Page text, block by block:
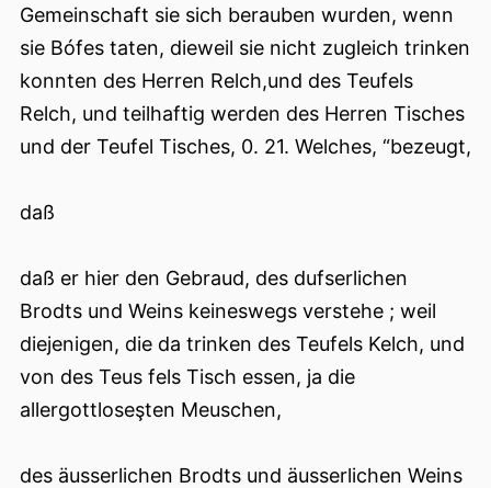
Gemeinschaft sie sich berauben wurden, wenn
sie Bófes taten, dieweil sie nicht zugleich trinken
konnten des Herren Relch,und des Teufels
Relch, und teilhaftig werden des Herren Tisches
und der Teufel Tisches, 0. 21. Welches, “bezeugt,
daß
daß er hier den Gebraud, des dufserlichen
Brodts und Weins keineswegs verstehe ; weil
diejenigen, die da trinken des Teufels Kelch, und
von des Teus fels Tisch essen, ja die
allergottloseşten Meuschen,
des äusserlichen Brodts und äusserlichen Weins